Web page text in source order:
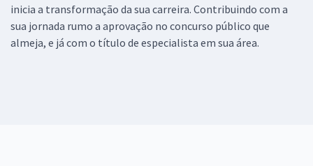
inicia a transformação da sua carreira. Contribuindo com a
sua jornada rumo a aprovação no concurso público que
almeja, e já com o título de especialista em sua área.